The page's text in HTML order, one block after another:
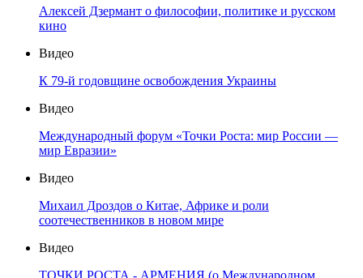
Алексей Дзермант о философии, политике и русском
кино
Видео
К 79-й годовщине освобождения Украины
Видео
Международный форум «Точки Роста: мир России —
мир Евразии»
Видео
Михаил Дроздов о Китае, Африке и роли
соотечественников в новом мире
Видео